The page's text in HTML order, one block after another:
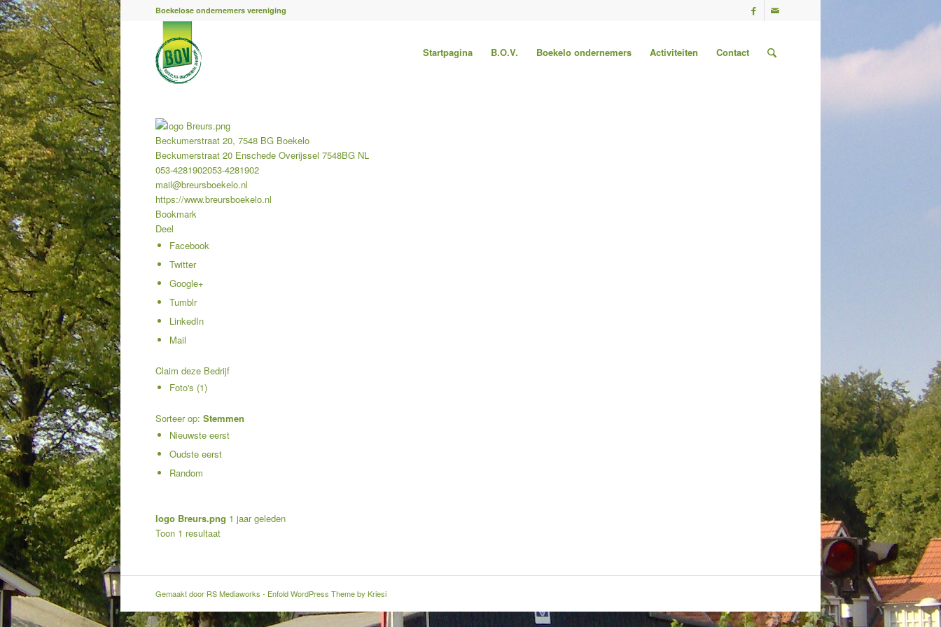
Boekelose ondernemers vereniging
Startpagina B.O.V. Boekelo ondernemers Activiteiten Contact
Beckumerstraat 20, 7548 BG Boekelo
Beckumerstraat 20 Enschede Overijssel 7548BG NL
053-4281902053-4281902
mail@breursboekelo.nl
https://www.breursboekelo.nl
Bookmark
Deel
Facebook
Twitter
Google+
Tumblr
LinkedIn
Mail
Claim deze Bedrijf
Foto's (1)
Sorteer op: Stemmen
Nieuwste eerst
Oudste eerst
Random
logo Breurs.png 1 jaar geleden
Toon 1 resultaat
Gemaakt door RS Mediaworks - Enfold WordPress Theme by Kriesi